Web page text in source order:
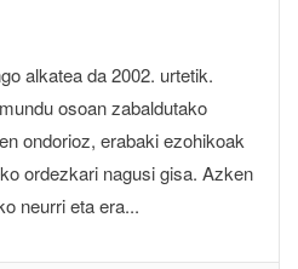
alkatea da 2002. urtetik.
osoan zabaldutako
ondorioz, erabaki ezohikoak
ordezkari nagusi gisa. Azken
neurri eta era...